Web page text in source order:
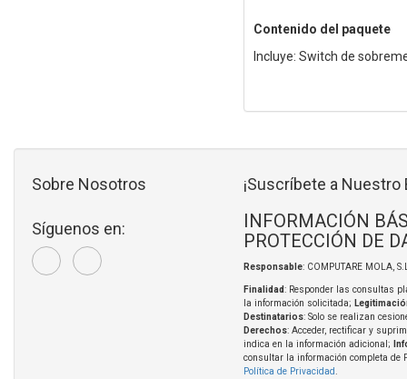
Contenido del paquete
Incluye: Switch de
Sobre Nosotros
Síguenos en:
¡Suscríbete a Nuestro
INFORMACIÓN
PROTECCIÓN DE
Responsable: COMPUTARE MOLA,
Finalidad: Responder las consultas
la información solicitada;
Destinatarios: Solo se realizan
Derechos: Acceder, rectificar y
indica en la información adicional;
consultar la información completa de
Política de Privacidad